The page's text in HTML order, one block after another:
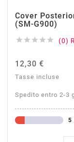
Cover
(SM-G900)
     (0)
12,30 €
Tasse incluse
Spedito entro 2-3
5